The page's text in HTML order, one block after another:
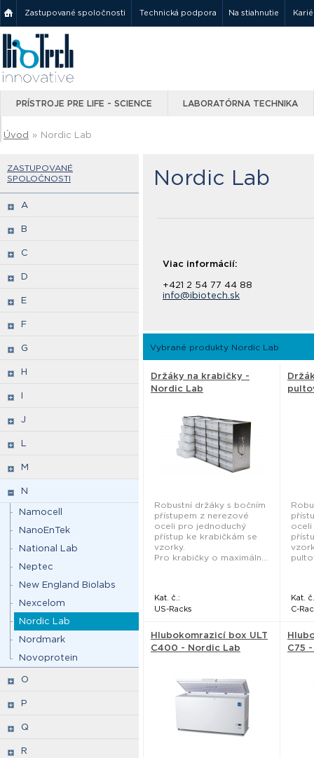
Zastupované spoločnosti Technická podpora Na stiahnutie
PRÍSTROJE PRE LIFE - SCIENCE LABORATÓRNA TECHNIKA
Úvod » Nordic Lab
ZASTUPOVANÉ
SPOLOČNOSTI
A
B
C
D
E
F
G
H
I
J
L
M
N
Namocell
NanoEnTek
National Lab
Neptec
New England Biolabs
Nexcelom
Nordic Lab
Nordmark
Novoprotein
O
P
Q
R
Nordic Lab
Viac informácií:
+421 2 54 77 44 88
info@ibiotech.sk
Vybrané produkty Nordic Lab
Držáky na krabičky -
Nordic Lab
Robustní držáky s bočním
přístupem z nerezové
oceli pro jednoduchý
přístup ke krabičkám se
vzorky.
Pro krabičky o maximáln...
Kat. č.:
US-Racks
oceli
Kat.
C-
Hlubokomrazicí box ULT
C400 - Nordic Lab
C75